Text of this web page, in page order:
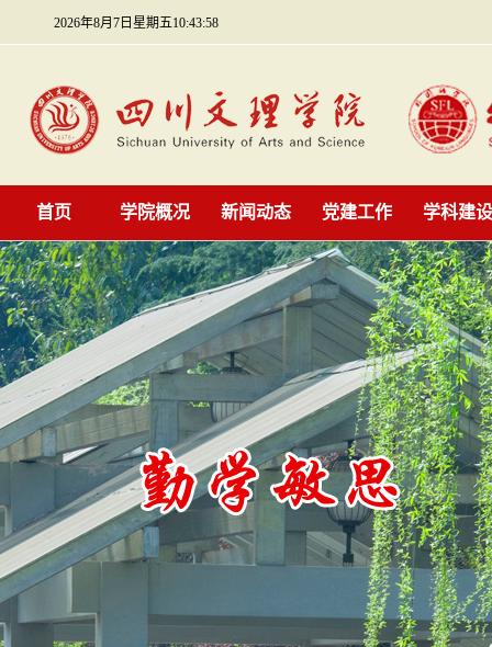
2026年8月7日星期五10:43:59
首页 学院概况 新闻动态 党建工作 学科建设